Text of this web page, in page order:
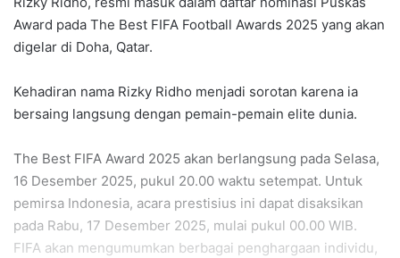
Award pada The Best FIFA Football Awards 2025 yang akan
digelar di Doha, Qatar.
Kehadiran nama Rizky Ridho menjadi sorotan karena ia
bersaing langsung dengan pemain-pemain elite dunia.
The Best FIFA Award 2025 akan berlangsung pada Selasa,
16 Desember 2025, pukul 20.00 waktu setempat. Untuk
pemirsa Indonesia, acara prestisius ini dapat disaksikan
pada Rabu, 17 Desember 2025, mulai pukul 00.00 WIB.
FIFA akan mengumumkan berbagai penghargaan individu,